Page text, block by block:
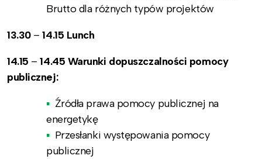
Brutto dla różnych typów projektów
13.30 – 14.15 Lunch
14.15 – 14.45 Warunki dopuszczalności pomocy
publicznej:
Źródła prawa pomocy publicznej na
energetykę
Przesłanki występowania pomocy
publicznej